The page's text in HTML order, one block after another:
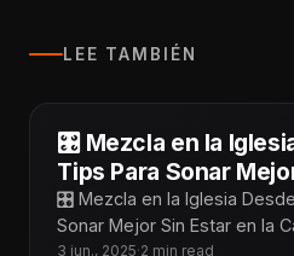
LEE TAMBIÉN
🎛️ Mezcla en la
Tips Para Sonar
Cabina
🎛️ Mezcla en la Iglesia
Sonar Mejor Sin Estar en la
¡Tecnoiglesiólogos! Mezclar
3 jun., 2025·2 min read